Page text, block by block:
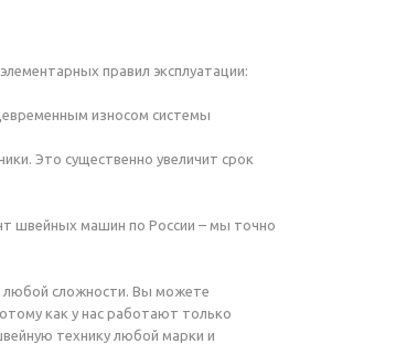
правил эксплуатации:
износом системы
Это существенно увеличит срок
швейных машин по России – мы точно
сложности. Вы можете
как у нас работают только
технику любой марки и